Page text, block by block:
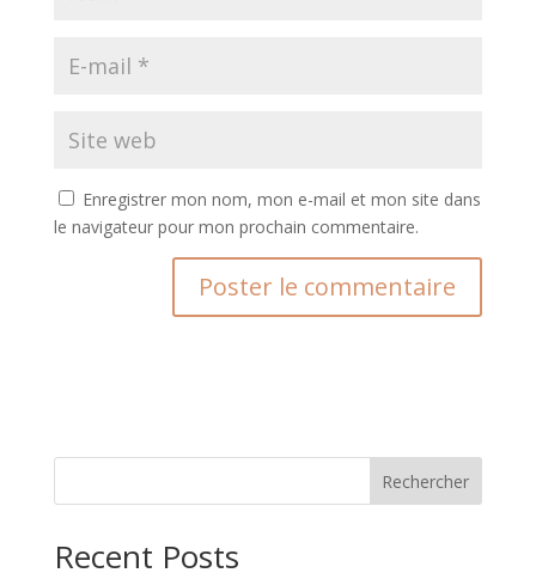
Enregistrer mon nom, mon e-mail et mon site dans
le navigateur pour mon prochain commentaire.
Rechercher
Recent Posts